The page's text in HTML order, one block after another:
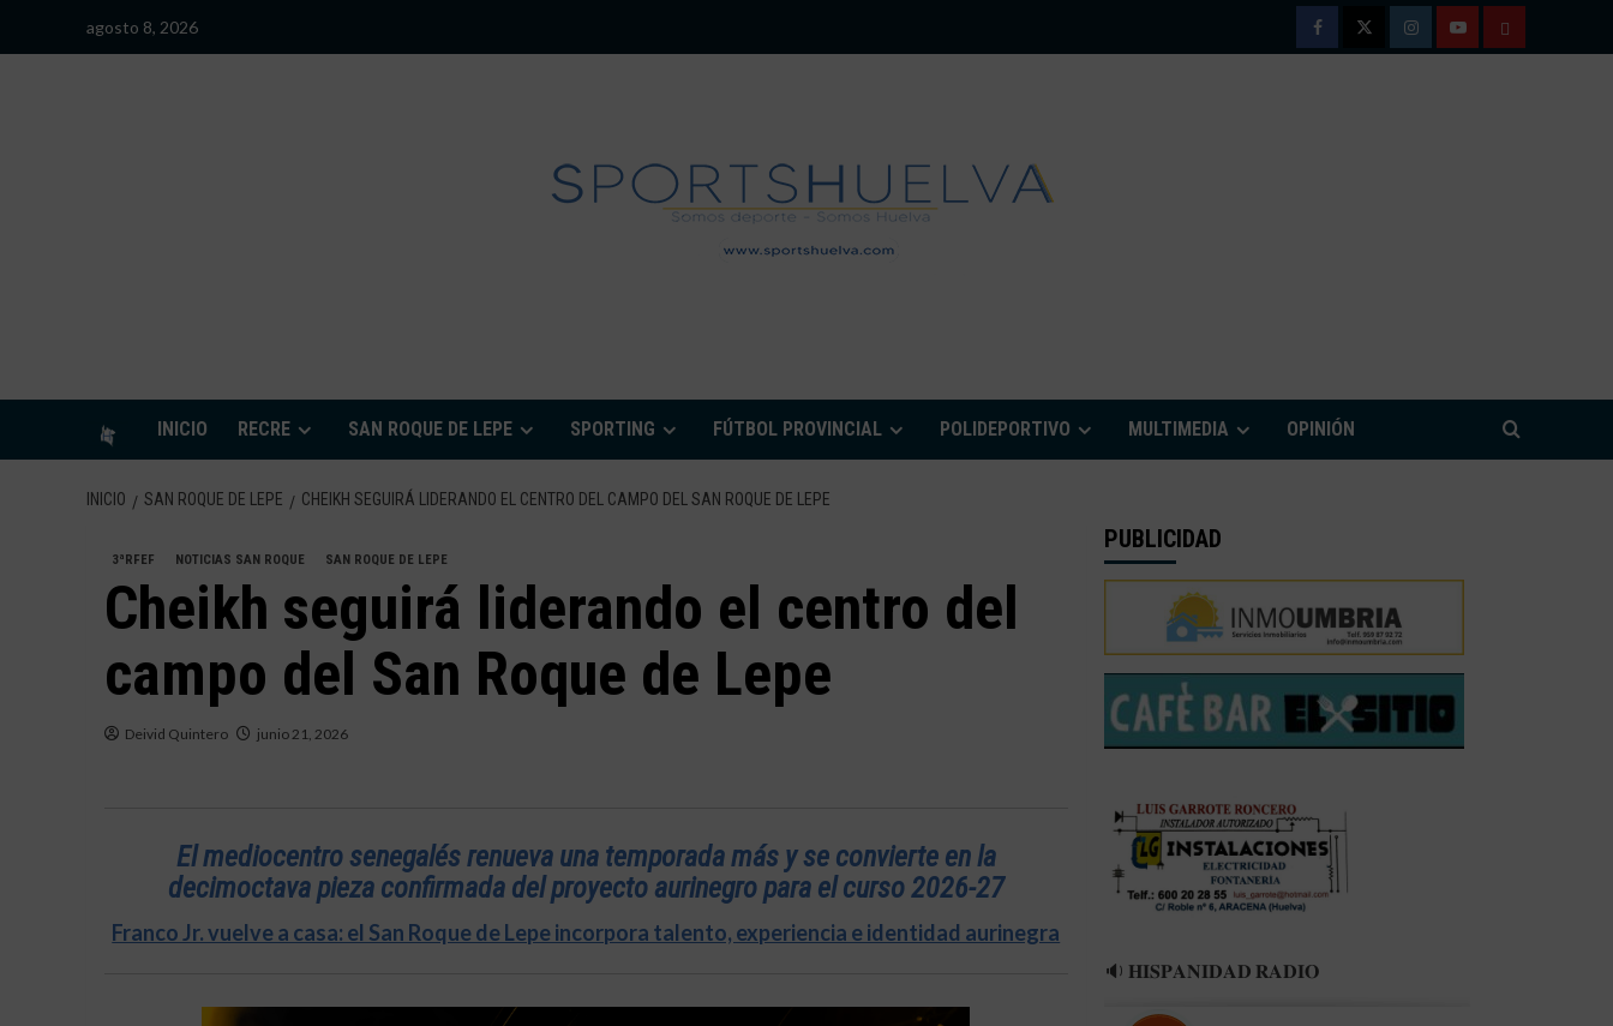
agosto 8, 2026
FacebookTwitterInstagramYoutubeTÉRMINOS
INICIO RECRE SAN ROQUE DE LEPE SPORTING FÚTBOL PROVINCIAL POLIDEPORTIVO MULTIMEDIA OPINIÓN
INICIO SAN ROQUE DE LEPE CHEIKH SEGUIRÁ LIDERANDO EL CENTRO DEL CAMPO DEL SAN ROQUE DE LEPE
3ªRFEF NOTICIAS SAN ROQUE SAN ROQUE DE LEPE
Cheikh seguirá liderando el centro del
campo del San Roque de Lepe
Deivid Quintero junio 21, 2026
El mediocentro senegalés renueva una temporada más y se convierte en la
decimoctava pieza confirmada del proyecto aurinegro para el curso 2026-27
Franco Jr. vuelve a casa: el San Roque de Lepe incorpora talento, experiencia e identidad aurinegra
PUBLICIDAD
🔉 𝐇𝐈𝐒𝐏𝐀𝐍𝐈𝐃𝐀𝐃 𝐑𝐀𝐃𝐈𝐎